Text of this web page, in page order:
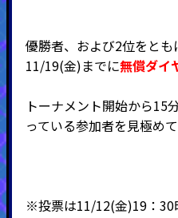
優勝者、および2位をと
11/19(金)までに無償ダイ
トーナメント開始から15
っている参加者を見極め
※投票は11/12(金)19：30